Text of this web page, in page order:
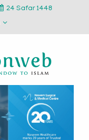
24 Safar 1448